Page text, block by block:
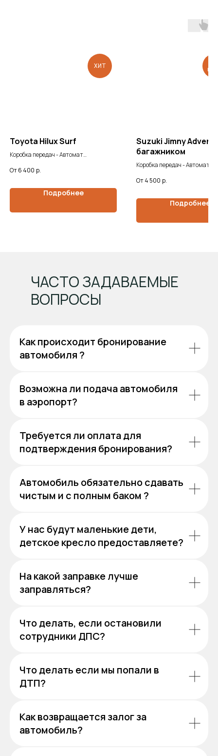
ХИТ
Toyota Hilux Surf
Коробка передач - Автомат
6 400 р.
Подробнее
Suzuki Jimny
багажником
Коробка передач - Автомат
4 500 р.
Подробнее
ЧАСТО ЗАДАВАЕМЫЕ
ВОПРОСЫ
Как происходит бронирование
автомобиля ?
Возможна ли подача автомобиля
в аэропорт?
Требуется ли оплата для
подтверждения бронирования?
Автомобиль обязательно сдавать
чистым и с полным баком ?
У нас будут маленькие дети,
детское кресло предоставляете?
На какой заправке лучше
заправляться?
Что делать, если остановили
сотрудники ДПС?
Что делать если мы попали в
ДТП?
Как возвращается залог за
автомобиль?